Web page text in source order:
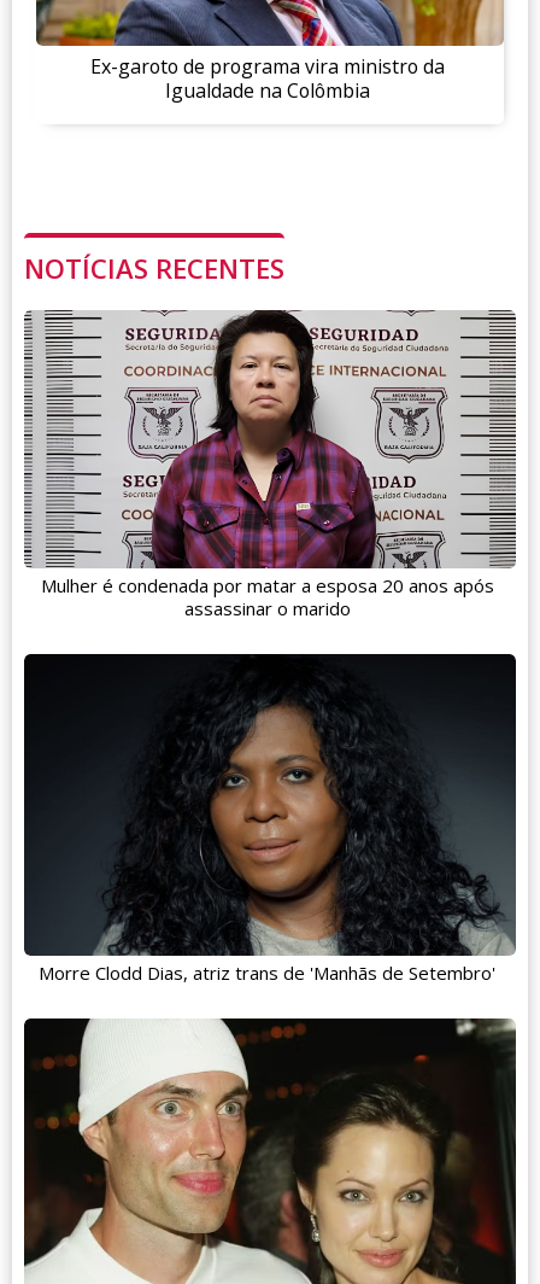
Ex-garoto de programa vira ministro da
Igualdade na Colômbia
NOTÍCIAS RECENTES
Mulher é condenada por matar a esposa 20 anos após
assassinar o marido
Morre Clodd Dias, atriz trans de 'Manhãs de Setembro'